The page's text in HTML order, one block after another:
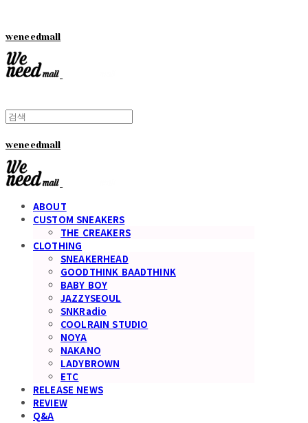
weneedmall
weneedmall
ABOUT
CUSTOM SNEAKERS
THE CREAKERS
CLOTHING
SNEAKERHEAD
GOODTHINK BAADTHINK
BABY BOY
JAZZYSEOUL
SNKRadio
COOLRAIN STUDIO
NOYA
NAKANO
LADYBROWN
ETC
RELEASE NEWS
REVIEW
Q&A